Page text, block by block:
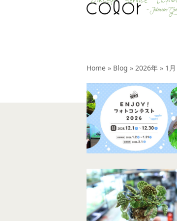
Home » Blog » 2026年 » 1月